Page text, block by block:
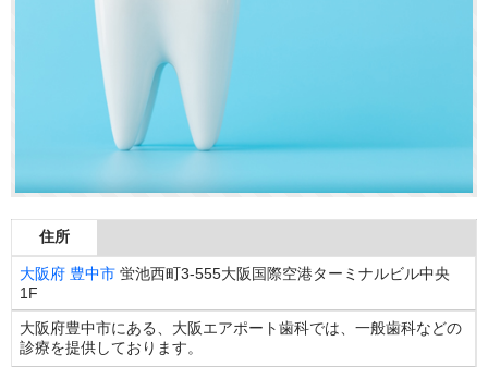
住所
大阪府 豊中市 蛍池西町3-555大阪国際空港ターミナルビル中央
1F
大阪府豊中市にある、大阪エアポート歯科では、一般歯科などの
診療を提供しております。